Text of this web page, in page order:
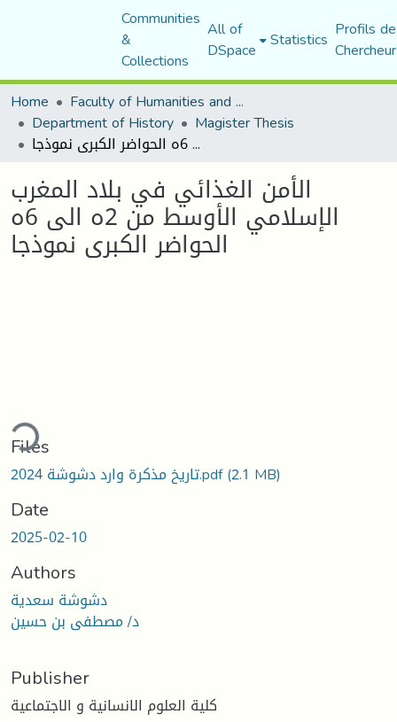
Communities
&
Collections
All of
DSpace Statistics Profils
Home
Faculty of Humanities and Social Sciences
Department of History Magister Thesis
الأمن الغذائي في بلاد المغرب الإسلامي الأوسط من 2ه الى 6ه الحواضر الكبرى نموذجا
الأمن الغذائي في بلاد المغرب
الإسلامي الأوسط من 2ه الى 6ه
الحواضر الكبرى نموذجا
Files
تاريخ مذكرة وارد دشوشة 2024.pdf(2.1 MB)
Date
2025-02-10
Authors
دشوشة سعدية
د/ مصطفى بن حسين
Publisher
كلية العلوم الانسانية و الاجتماعية